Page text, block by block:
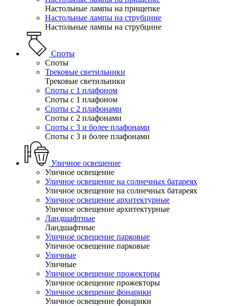
Настольные лампы на прищепке
Настольные лампы на струбцине
Настольные лампы на струбцине
Споты
Споты
Трековые светильники
Трековые светильники
Споты с 1 плафоном
Споты с 1 плафоном
Споты с 2 плафонами
Споты с 2 плафонами
Споты с 3 и более плафонами
Споты с 3 и более плафонами
Уличное освещение
Уличное освещение
Уличное освещение на солнечных батареях
Уличное освещение на солнечных батареях
Уличное освещение архитектурные
Уличное освещение архитектурные
Ландшафтные
Ландшафтные
Уличное освещение парковые
Уличное освещение парковые
Уличные
Уличные
Уличное освещение прожекторы
Уличное освещение прожекторы
Уличное освещение фонарики
Уличное освещение фонарики